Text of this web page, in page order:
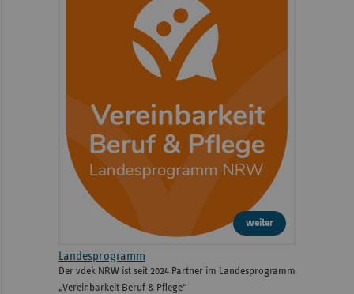
weiter
Landesprogramm
Der vdek NRW ist seit 2024 Partner im Landesprogramm
„Vereinbarkeit Beruf & Pflege“